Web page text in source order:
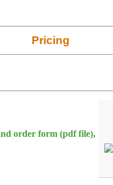
Pricing
order form (pdf file),